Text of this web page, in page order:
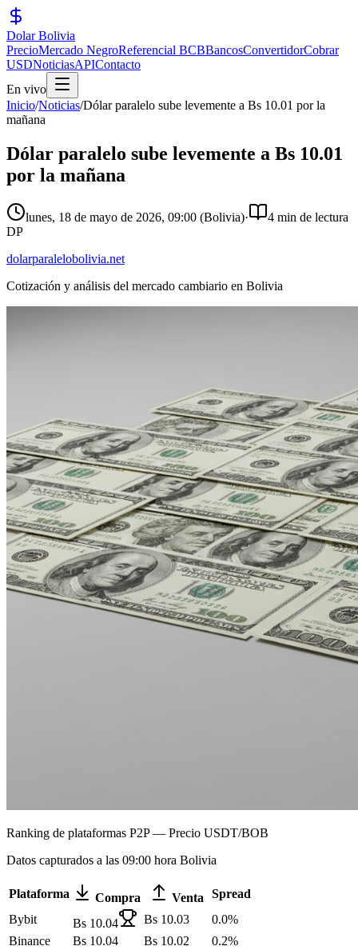
Dolar Bolivia
PrecioMercado NegroReferencial BCBBancosConvertidorCobrar
USDNoticiasAPIContacto
En vivo
Inicio/Noticias/Dólar paralelo sube levemente a Bs 10.01 por la
mañana
Dólar paralelo sube levemente a Bs 10.01
por la mañana
lunes, 18 de mayo de 2026, 09:00 (Bolivia)·
4 min de lectura
DP
dolarparalelobolivia.net
Cotización y análisis del mercado cambiario en Bolivia
Ranking de plataformas P2P — Precio USDT/BOB
Datos capturados a las 09:00 hora Bolivia
Plataforma Compra Venta
Spread
Bybit
Bs 10.04 Bs 10.03 0.0%
Binance
Bs 10.04 Bs 10.02 0.2%